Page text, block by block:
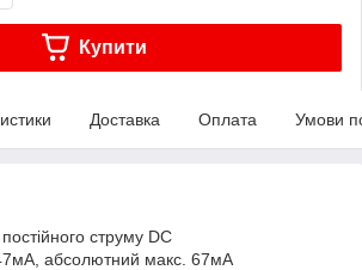
Купити
Доставка Оплата Умови
струму DC
абсолютний макс. 67мА